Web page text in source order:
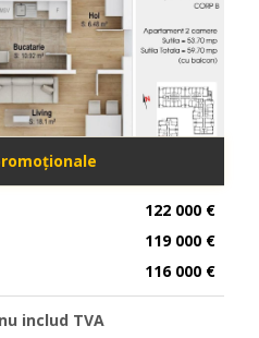
122 000 €
119 000 €
116 000 €
includ TVA